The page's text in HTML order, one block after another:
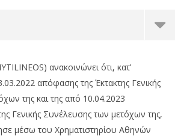
ανακοινώνει ότι, κατ’
απόφασης της Έκτακτης Γενικής
της και της από 10.04.2023
Γενικής Συνέλευσης των μετόχων της,
μέσω του Χρηματιστηρίου Αθηνών